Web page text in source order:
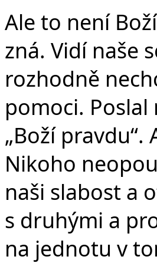
Ale to není
zná. Vidí naše
rozhodně
pomoci. Poslal
„Boží
Nikoho
naši slabost a
s druhými a
na jednotu v